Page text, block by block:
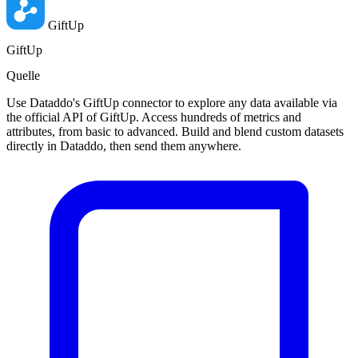
GiftUp
GiftUp
Quelle
Use Dataddo's GiftUp connector to explore any data available via
the official API of GiftUp. Access hundreds of metrics and
attributes, from basic to advanced. Build and blend custom datasets
directly in Dataddo, then send them anywhere.